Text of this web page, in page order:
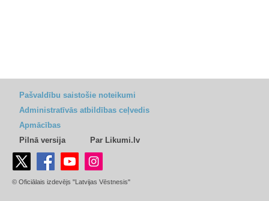
Pašvaldību saistošie noteikumi
Administratīvās atbildības ceļvedis
Apmācības
Pilnā versija
Par Likumi.lv
© Oficiālais izdevējs "Latvijas Vēstnesis"